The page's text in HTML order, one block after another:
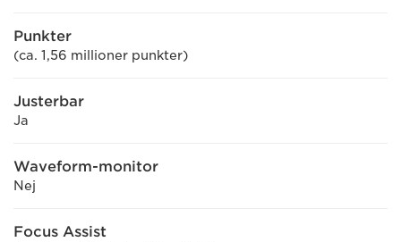
Punkter
(ca. 1,56 millioner punkter)
Justerbar
Ja
Waveform-monitor
Nej
Focus Assist